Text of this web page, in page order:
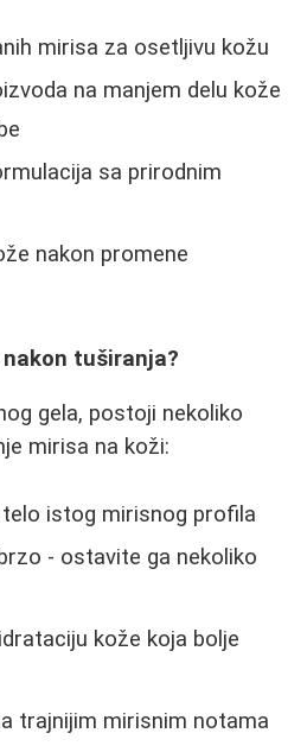
mirisa za osetljivu kožu
na manjem delu kože
sa prirodnim
nakon promene
tuširanja?
gela, postoji nekoliko
mirisa na koži:
istog mirisnog profila
- ostavite ga nekoliko
kože koja bolje
trajnijim mirisnim notama